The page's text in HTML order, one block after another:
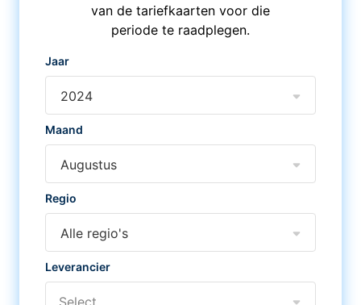
van de tariefkaarten voor die
periode te raadplegen.
Jaar
2024
Maand
Augustus
Regio
Alle regio's
Leverancier
Select...